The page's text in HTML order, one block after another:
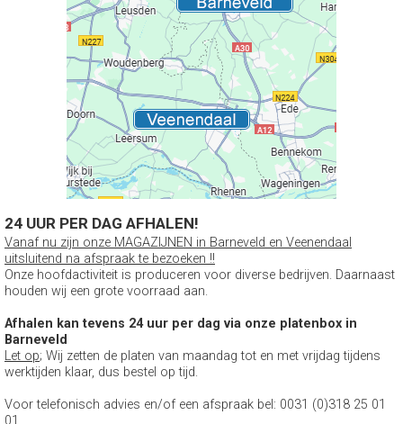
24 UUR PER DAG AFHALEN!
Vanaf nu zijn onze MAGAZIJNEN in Barneveld en Veenendaal
uitsluitend na afspraak te bezoeken !!
Onze hoofdactiviteit is produceren voor diverse bedrijven. Daarnaast
houden wij een grote voorraad aan.
Afhalen kan tevens 24 uur per dag via onze platenbox in
Barneveld
Let op; Wij zetten de platen van maandag tot en met vrijdag tijdens
werktijden klaar, dus bestel op tijd.
Voor telefonisch advies en/of een afspraak bel: 0031 (0)318 25 01